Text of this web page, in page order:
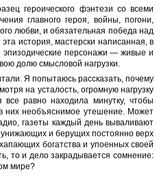
героического фэнтези со всеми
главного героя, войны, погони,
любви, и обязательная победа над
история, мастерски написанная, в
персонажи — живые и
долю смысловой нагрузки.
Я попытаюсь рассказать, почему
на усталость, огромную нагрузку
равно находила минутку, чтобы
них необъяснимое утешение. Может
газеты каждый день вываливают
и берущих постоянно верх
богатства и упоенных своей
то и дело закрадывается сомнение:
мире?